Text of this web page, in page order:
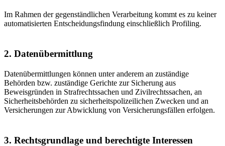
Im Rahmen der gegenständlichen Verarbeitung kommt es zu keiner
automatisierten Entscheidungsfindung einschließlich Profiling.
2. Datenübermittlung
Datenübermittlungen können unter anderem an zuständige
Behörden bzw. zuständige Gerichte zur Sicherung aus
Beweisgründen in Strafrechtssachen und Zivilrechtssachen, an
Sicherheitsbehörden zu sicherheitspolizeilichen Zwecken und an
Versicherungen zur Abwicklung von Versicherungsfällen erfolgen.
3. Rechtsgrundlage und berechtigte Interessen